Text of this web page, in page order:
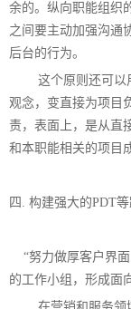
余的。纵向职能组织
之间要主动加强沟通
后台的行为。
这个原则还可以
观念，变直接为项目
责，表面上，是从直
和本职能相关的项目
四. 构建强大的PDT
“努力做厚客户界
的工作小组，形成面